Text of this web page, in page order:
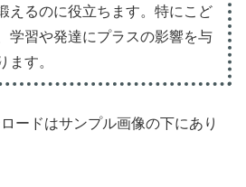
えるのに役立ちます。特にこど
学習や発達にプラスの影響を与
ます。
ードはサンプル画像の下にあり